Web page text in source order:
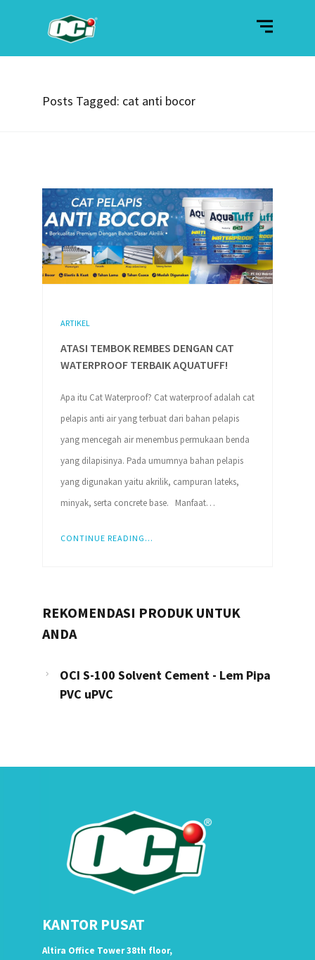
Posts Tagged: cat anti bocor
ARTIKEL
ATASI TEMBOK REMBES DENGAN CAT
WATERPROOF TERBAIK AQUATUFF!
Apa itu Cat Waterproof? Cat waterproof adalah cat
pelapis anti air yang terbuat dari bahan pelapis
yang mencegah air menembus permukaan benda
yang dilapisinya. Pada umumnya bahan pelapis
yang digunakan yaitu akrilik, campuran lateks,
minyak, serta concrete base. Manfaat…
CONTINUE READING...
REKOMENDASI PRODUK UNTUK
ANDA
OCI S-100 Solvent Cement - Lem Pipa
PVC uPVC
KANTOR PUSAT
Altira Office Tower 38th floor,